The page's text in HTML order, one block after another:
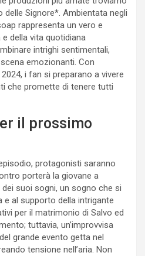
delle Signore*. Ambientata negli
rappresenta un vero e
della vita quotidiana
intrighi sentimentali,
emozionanti. Con
i fan si preparano a vivere
che promette di tenere tutti
il prossimo
protagonisti saranno
porterà la giovane a
suoi sogni, un sogno che si
e al supporto della intrigante
per il matrimonio di Salvo ed
tuttavia, un’improvvisa
grande evento getta nel
tensione nell’aria. Non